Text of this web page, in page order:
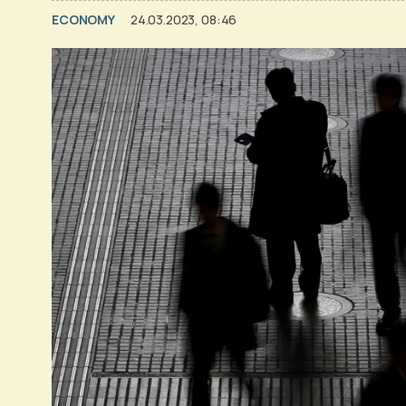
ECONOMY 24.03.2023, 08:46